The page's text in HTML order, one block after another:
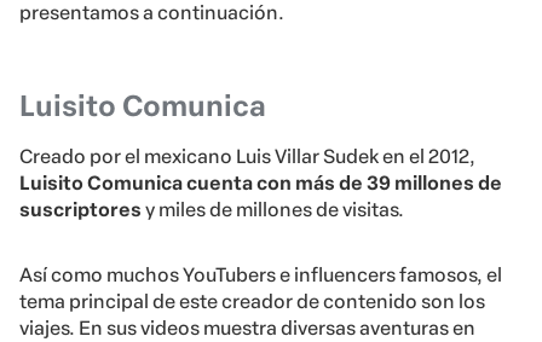
presentamos a continuación.
Luisito Comunica
Creado por el mexicano Luis Villar Sudek en el 2012,
Luisito Comunica cuenta con más de 39 millones de
suscriptores y miles de millones de visitas.
Así como muchos YouTubers e influencers famosos, el
tema principal de este creador de contenido son los
viajes. En sus videos muestra diversas aventuras en